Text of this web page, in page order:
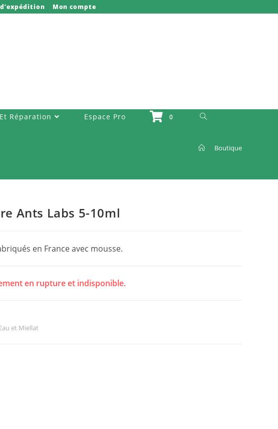
Mon compte
Réparation Espace Pro 0 Toggle Website Search
> Boutique
Ants Labs 5-10ml
en France avec mousse.
en rupture et indisponible.
et Miellat